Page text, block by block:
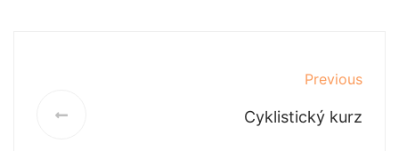
Previous
Cyklistický kurz